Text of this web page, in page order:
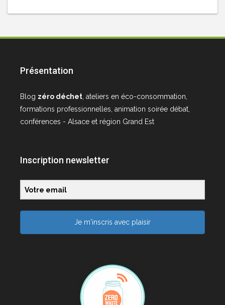
Présentation
Blog zéro déchet, ateliers en éco-consommation,
formations professionnelles, animation soirée débat,
conférences - Alsace et région Grand Est
Inscription newsletter
Je m'inscris avec plaisir